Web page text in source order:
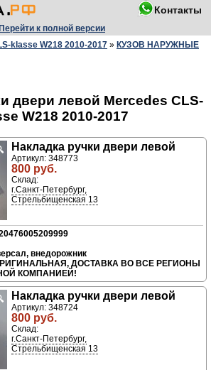
Контакты
Перейти к полной версии
klasse W218 2010-2017 » КУЗОВ НАРУЖНЫЕ
двери левой Mercedes CLS-
W218 2010-2017
Накладка ручки двери левой
Артикул: 348773
800 руб.
Склад:
г.Санкт-Петербург,
Стрельбищенская 13
внедорожник
ДОСТАВКА ВО ВСЕ РЕГИОНЫ
КОМПАНИЕЙ!
Накладка ручки двери левой
Артикул: 348724
800 руб.
Склад:
г.Санкт-Петербург,
Стрельбищенская 13